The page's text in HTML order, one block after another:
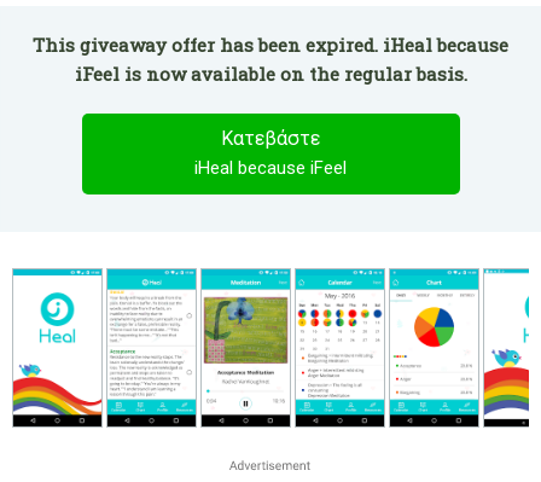
This giveaway offer has been expired. iHeal because
iFeel is now available on the regular basis.
Κατεβάστε
iHeal because iFeel